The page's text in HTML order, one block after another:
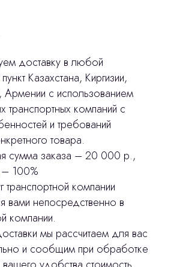
доставку в любой
Казахстана, Киргизии,
Армении с использованием
транспортных компаний с
и требований
товара.
сумма заказа – 20 000 р.,
– 100%
транспортной компании
вами непосредственно в
компании.
мы рассчитаем для вас
и сообщим при обработке
шаблонов